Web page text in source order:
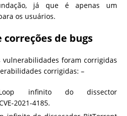
já que é apenas um
os usuários.
de bugs
vulnerabilidades foram corrigidas
corrigidas: –
Loop infinito do dissector
2021-4185.